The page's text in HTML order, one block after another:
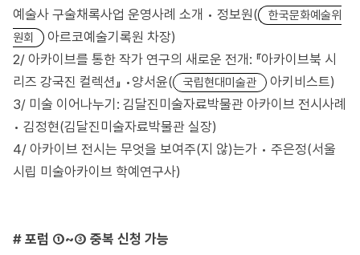
예술사 구술채록사업 운영사례 소개 • 정보원(
한국문화예술위
원회
아르코예술기록원 차장)
2/ 아카이브를 통한 작가 연구의 새로운 전개: 『아카이브북 시
리즈 강국진 컬렉션』 •양서윤(
국립현대미술관
아키비스트)
3/ 미술 이어나누기: 김달진미술자료박물관 아카이브 전시사례
• 김정현(김달진미술자료박물관 실장)
4/ 아카이브 전시는 무엇을 보여주(지 않)는가 • 주은정(서울
시립 미술아카이브 학예연구사)
# 포럼 ①~③ 중복 신청 가능